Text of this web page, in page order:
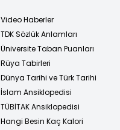
Video Haberler
TDK Sözlük Anlamları
Üniversite Taban Puanları
Rüya Tabirleri
Dünya Tarihi ve Türk Tarihi
İslam Ansiklopedisi
TÜBİTAK Ansiklopedisi
Hangi Besin Kaç Kalori